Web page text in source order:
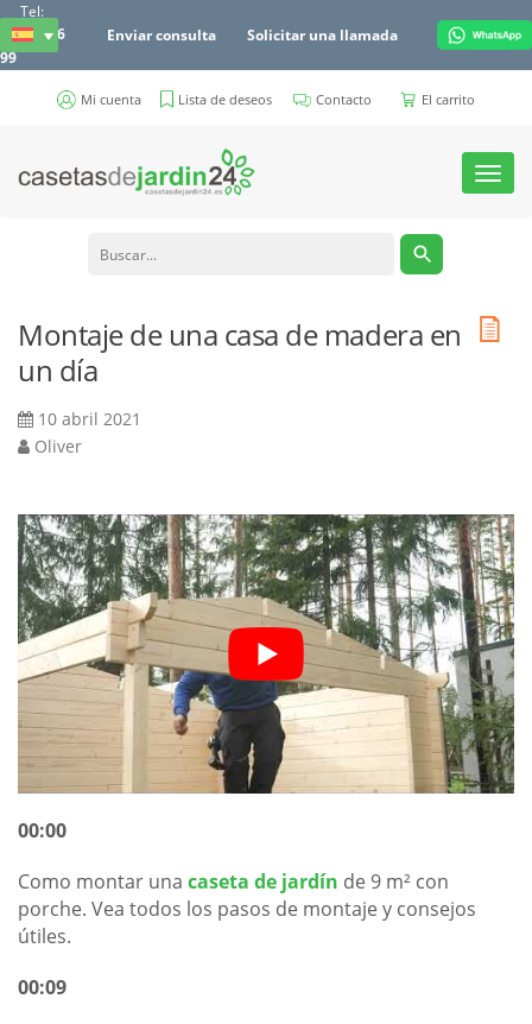
Tel:
951 87 66
99
Enviar consulta Solicitar una llamada
Mi cuenta Lista de deseos Contacto El carrito
Toggle
Montaje de una casa de madera en
un día
10 abril 2021
Oliver
00:00
Como montar una caseta de jardín de 9 m² con
porche. Vea todos los pasos de montaje y consejos
útiles.
00:09